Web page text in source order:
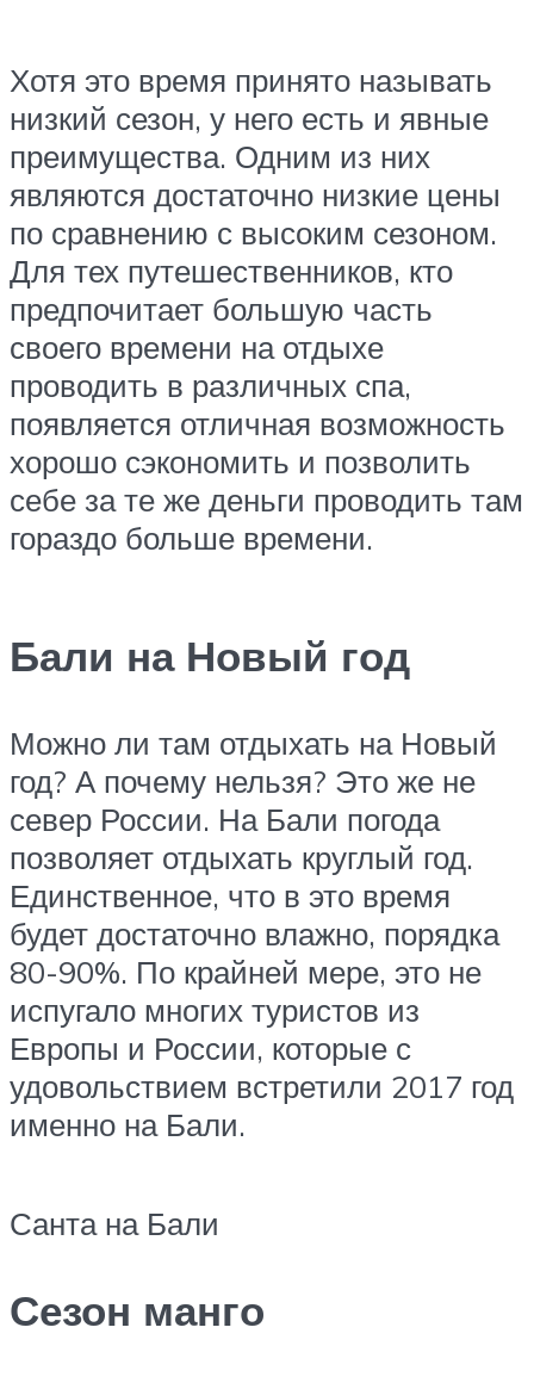
Хотя это время принято называть
низкий сезон, у него есть и явные
преимущества. Одним из них
являются достаточно низкие цены
по сравнению с высоким сезоном.
Для тех путешественников, кто
предпочитает большую часть
своего времени на отдыхе
проводить в различных спа,
появляется отличная возможность
хорошо сэкономить и позволить
себе за те же деньги проводить там
гораздо больше времени.
Бали на Новый год
Можно ли там отдыхать на Новый
год? А почему нельзя? Это же не
север России. На Бали погода
позволяет отдыхать круглый год.
Единственное, что в это время
будет достаточно влажно, порядка
80-90%. По крайней мере, это не
испугало многих туристов из
Европы и России, которые с
удовольствием встретили 2017 год
именно на Бали.
Санта на Бали
Сезон манго